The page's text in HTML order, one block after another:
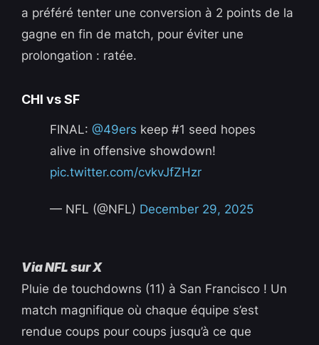
a préféré tenter une conversion à 2 points de la
gagne en fin de match, pour éviter une
prolongation : ratée.
CHI vs SF
FINAL:@49ers keep #1 seed hopes
alive in offensive showdown!
pic.twitter.com/cvkvJfZHzr
— NFL (@NFL) December 29, 2025
Via NFL sur X
Pluie de touchdowns (11) à San Francisco ! Un
match magnifique où chaque équipe s’est
rendue coups pour coups jusqu’à ce que